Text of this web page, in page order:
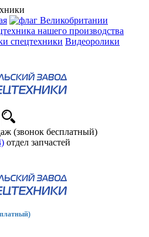
нашего производства
спецтехники Видеоролики
(звонок бесплатный)
отдел запчастей